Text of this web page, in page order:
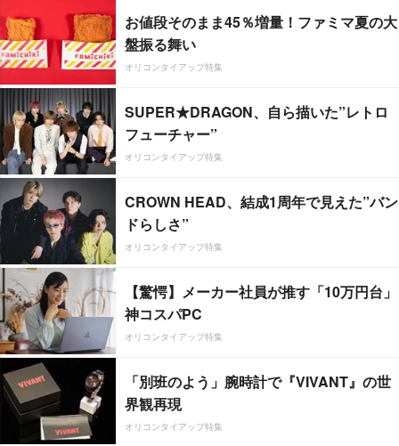
お値段そのまま45％増量！ファミマ夏の大
盤振る舞い
オリコンタイアップ特集
SUPER★DRAGON、自ら描いた”レトロ
フューチャー”
オリコンタイアップ特集
CROWN HEAD、結成1周年で見えた”バン
ドらしさ”
オリコンタイアップ特集
【驚愕】メーカー社員が推す「10万円台」
神コスパPC
オリコンタイアップ特集
「別班のよう」腕時計で『VIVANT』の世
界観再現
オリコンタイアップ特集